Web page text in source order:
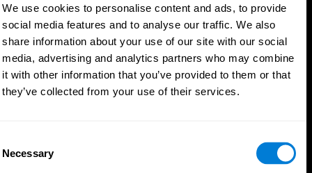
We use cookies to personalise content and ads, to provide
social media features and to analyse our traffic. We also
share information about your use of our site with our social
media, advertising and analytics partners who may combine
it with other information that you’ve provided to them or that
they’ve collected from your use of their services.
Selection
Necessary